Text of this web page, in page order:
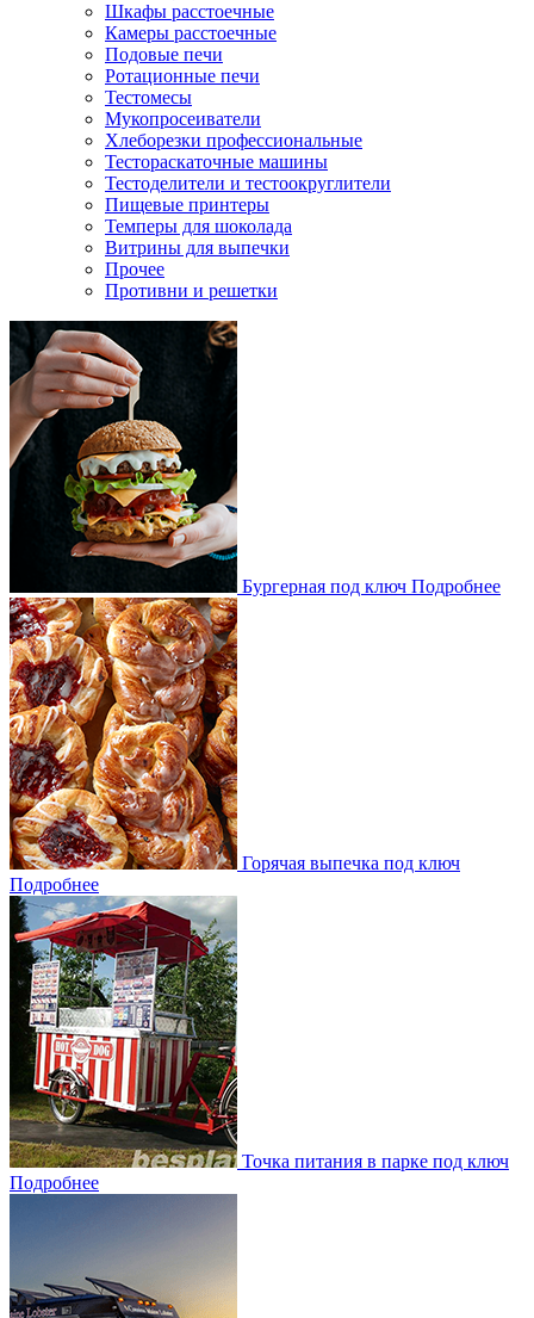
Шкафы расстоечные
Камеры расстоечные
Подовые печи
Ротационные печи
Тестомесы
Мукопросеиватели
Хлеборезки профессиональные
Тестораскаточные машины
Тестоделители и тестоокруглители
Пищевые принтеры
Темперы для шоколада
Витрины для выпечки
Прочее
Противни и решетки
Бургерная под ключ Подробнее
Горячая выпечка под ключ
Подробнее
Точка питания в парке под ключ
Подробнее